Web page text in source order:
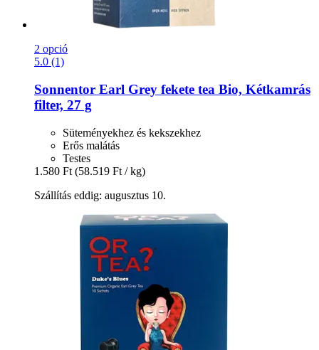
2 opció
5.0 (1)
Sonnentor Earl Grey fekete tea Bio, Kétkamrás
filter, 27 g
Süteményekhez és kekszekhez
Erős malátás
Testes
1.580 Ft (58.519 Ft / kg)
Szállítás eddig: augusztus 10.